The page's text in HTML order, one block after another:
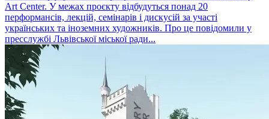
Art Center. У межах проєкту відбудуться понад 20
перформансів, лекцій, семінарів і дискусій за участі
українських та іноземних художників. Про це повідомили у
пресслужбі Львівської міської ради...